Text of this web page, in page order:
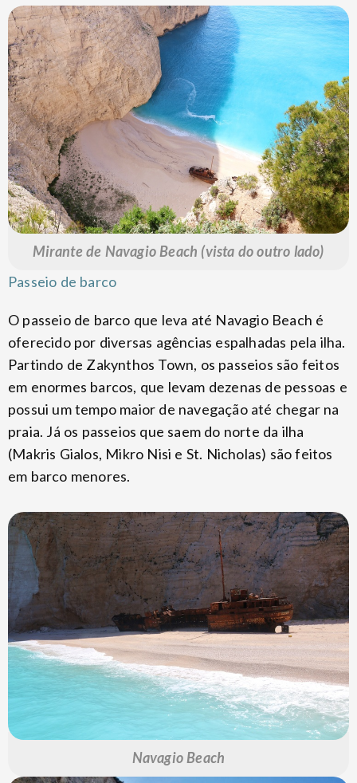
Mirante de Navagio Beach (vista do outro lado)
Passeio de barco
O passeio de barco que leva até Navagio Beach é
oferecido por diversas agências espalhadas pela ilha.
Partindo de Zakynthos Town, os passeios são feitos
em enormes barcos, que levam dezenas de pessoas e
possui um tempo maior de navegação até chegar na
praia. Já os passeios que saem do norte da ilha
(Makris Gialos, Mikro Nisi e St. Nicholas) são feitos
em barco menores.
Navagio Beach